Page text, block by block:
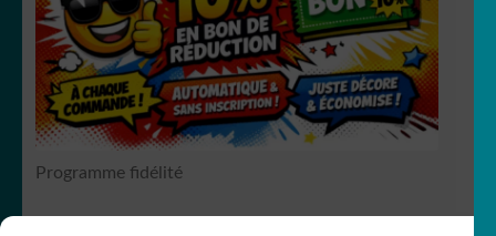
Programme fidélité